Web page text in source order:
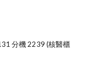
分機 2239 (核醫櫃